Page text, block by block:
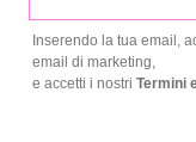
Inserendo la tua email,
email di marketing,
e accetti i nostri Termini